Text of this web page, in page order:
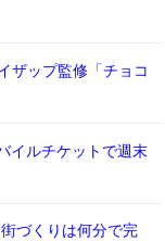
ザップ監修「チョコ
イルチケットで週末
づくりは何分で完